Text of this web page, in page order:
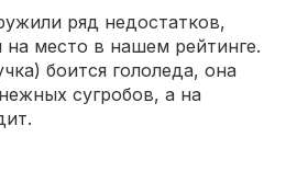
ряд недостатков,
на место в нашем рейтинге.
боится гололеда, она
сугробов, а на